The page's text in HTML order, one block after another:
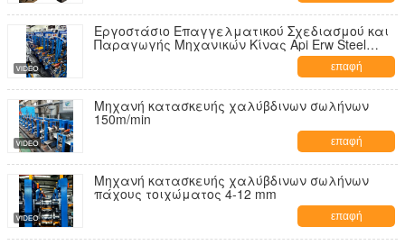
Εργοστάσιο Επαγγελματικού Σχεδιασμού και
Παραγωγής Μηχανικών Κίνας Api Erw Steel
Tube Production Mill Line 4-12mm Wall Thickness
επαφή
Μηχανή κατασκευής χαλύβδινων σωλήνων
150m/min
επαφή
Μηχανή κατασκευής χαλύβδινων σωλήνων
πάχους τοιχώματος 4-12 mm
επαφή